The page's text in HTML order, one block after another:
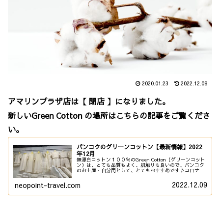
2020.01.23 2022.12.09
アマリンプラザ店は【 閉店 】になりました。
新しいGreen Cotton の場所はこちらの記事をご覧くださ
い。
バンコクのグリーンコットン【最新情報】2022
年12月
無漂白コットン１００％のGreen Cotton（グリーンコット
ン）は、とても品質もよく、肌触りも良いので、バンコク
のお土産・自分用として、とてもおすすめです♪コロナ禍
neopoint-travel.com 2022.12.09